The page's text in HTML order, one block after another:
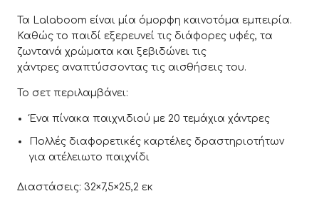
Τα Lalaboom είναι μία όμορφη καινοτόμα εμπειρία.
Καθώς το παιδί εξερευνεί τις διάφορες υφές, τα
ζωντανά χρώματα και ξεβιδώνει τις
χάντρες αναπτύσσοντας τις αισθήσεις του.
Το σετ περιλαμβάνει:
Ένα πίνακα παιχνιδιού με 20 τεμάχια χάντρες
Πολλές διαφορετικές καρτέλες δραστηριοτήτων
για ατέλειωτο παιχνίδι
Διαστάσεις: 32×7,5×25,2 εκ